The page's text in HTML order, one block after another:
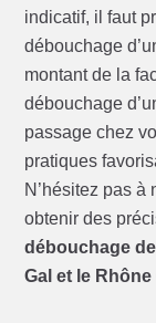
indicatif, il faut
débouchage
montant de la
débouchage
passage chez
pratiques
N’hésitez pas
obtenir des
débouchage
Gal et le Rhône